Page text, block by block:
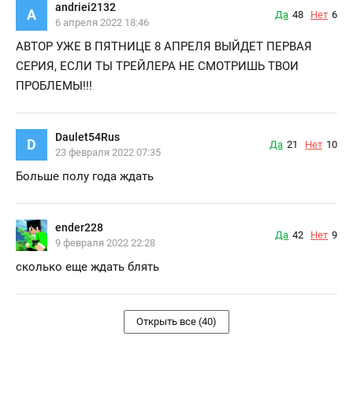
A andriei2132
6 апреля 2022 18:46
Да 48 Нет 6
АВТОР УЖЕ В ПЯТНИЦЕ 8 АПРЕЛЯ ВЫЙДЕТ ПЕРВАЯ
СЕРИЯ, ЕСЛИ ТЫ ТРЕЙЛЕРА НЕ СМОТРИШЬ ТВОИ
ПРОБЛЕМЫ!!!
D Daulet54Rus
23 февраля 2022 07:35
Да 21 Нет 10
Больше полу года ждать
ender228
9 февраля 2022 22:28
Да 42 Нет 9
сколько еще ждать блять
Открыть все (40)